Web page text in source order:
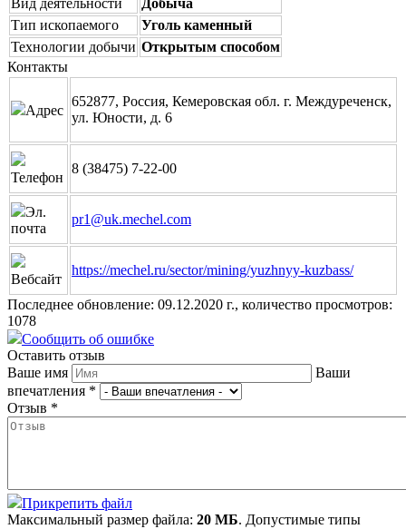
Тип ископаемого
Уголь каменный
Технологии добычи Открытым способом
Контакты
Адрес
652877, Россия, Кемеровская обл. г. Междуреченск,
ул. Юности, д. 6
Телефон
8 (38475) 7-22-00
Эл.
почта
pr1@uk.mechel.com
Вебсайт
https://mechel.ru/sector/mining/yuzhnyy-kuzbass/
Последнее обновление: 09.12.2020 г., количество просмотров:
1078
Сообщить об ошибке
Оставить отзыв
Ваше имя
Ваши
впечатления *
Отзыв *
Прикрепить файл
Максимальный размер файла: 20 МБ. Допустимые типы